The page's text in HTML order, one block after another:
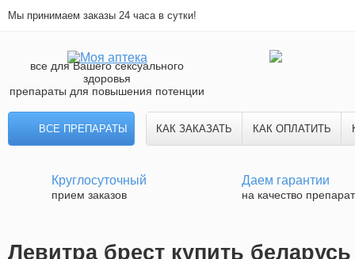
Мы принимаем заказы 24 часа в сутки!
все для Вашего сексуального
здоровья
препараты для повышения потенции
ВСЕ ПРЕПАРАТЫ КАК ЗАКАЗАТЬ КАК ОПЛАТИТЬ
Круглосуточный
прием заказов
Даем гарантии
на качество
Левитра брест купить